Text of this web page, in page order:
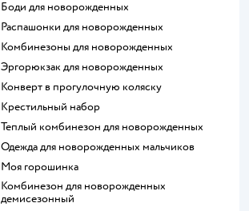
Боди для новорожденных
Распашонки для новорожденных
Комбинезоны для новорожденных
Эргорюкзак для новорожденных
Конверт в прогулочную коляску
Крестильный набор
Теплый комбинезон для новорожденных
Одежда для новорожденных мальчиков
Моя горошинка
Комбинезон для новорожденных
демисезонный